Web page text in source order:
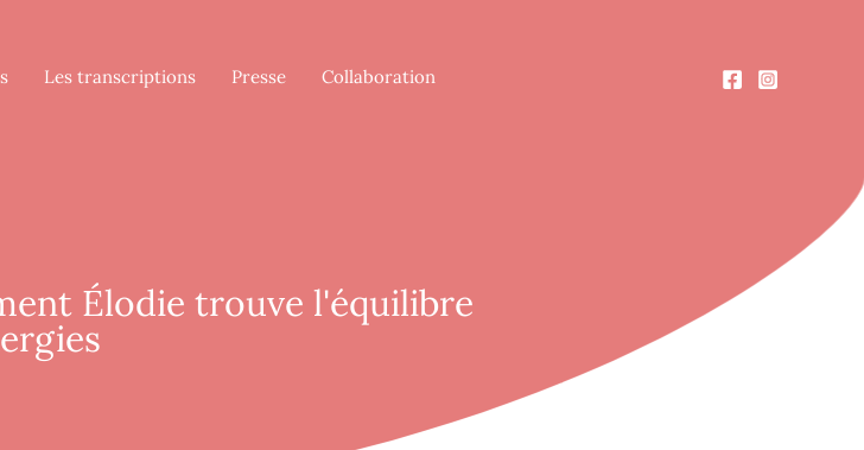
Les transcriptions Presse Collaboration
Élodie trouve l'équilibre